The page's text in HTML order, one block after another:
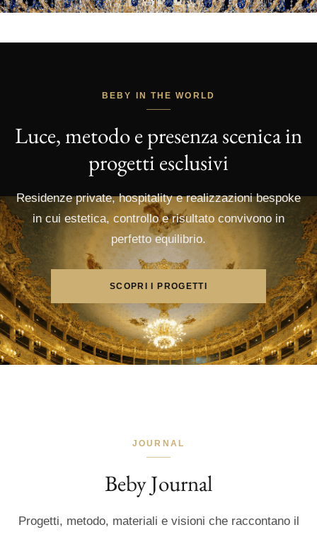
BEBY IN THE WORLD
Luce, metodo e presenza scenica in
progetti esclusivi
Residenze private, hospitality e realizzazioni bespoke
in cui estetica, controllo e risultato convivono in
perfetto equilibrio.
SCOPRI I PROGETTI
JOURNAL
Beby Journal
Progetti, metodo, materiali e visioni che raccontano il